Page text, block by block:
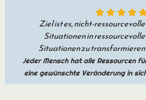
Situationen in ressourcevolle
Situationen zu transformieren
Jeder Mensch hat alle Ressourcen für
eine gewünschte Veränderung in sich